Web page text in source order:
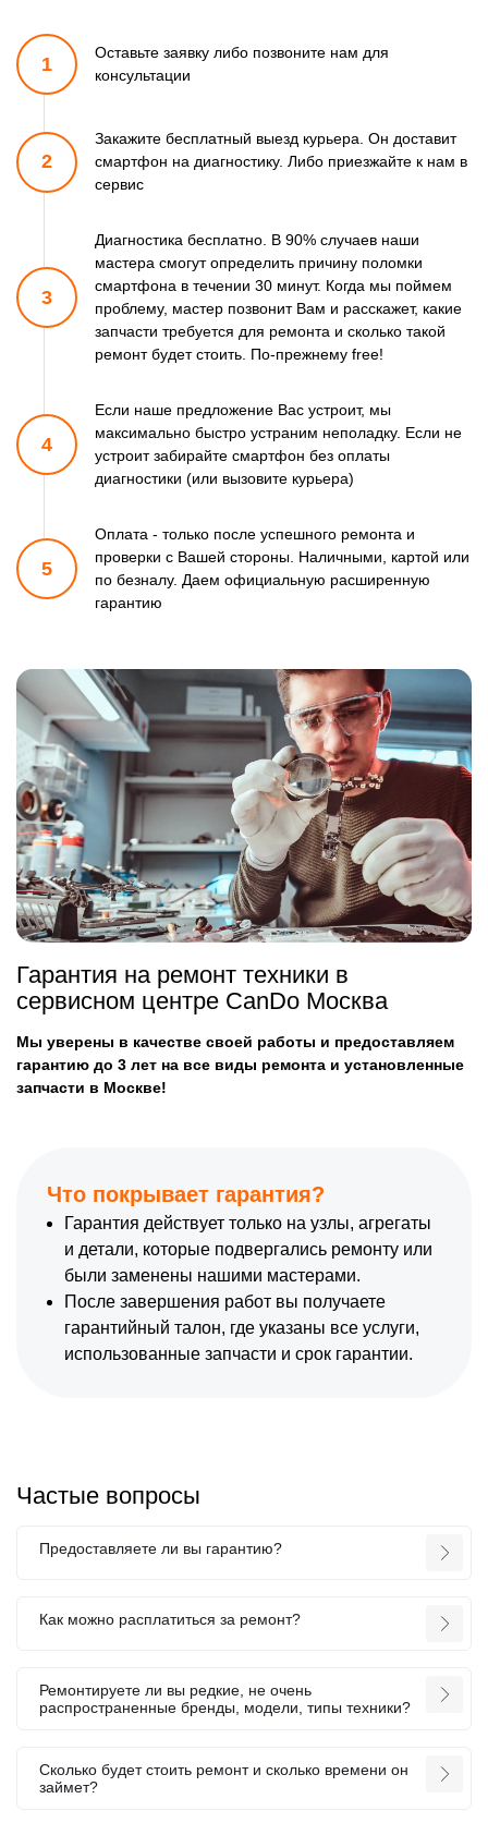
1
Оставьте заявку либо позвоните нам для
консультации
2
Закажите бесплатный выезд курьера. Он доставит
смартфон на диагностику. Либо приезжайте к нам в
сервис
3
Диагностика бесплатно. В 90% случаев наши
мастера смогутопределить причину поломки
смартфона в течении 30 минут. Когда мы поймем
проблему, мастер позвонит Вам и расскажет, какие
запчасти требуется для ремонта и сколько такой
ремонтбудет стоить. По-прежнему free!
4
Если наше предложение Вас устроит, мы
максимально быстро устраним неполадку. Если не
устроит забирайте смартфон без оплаты
диагностики (или вызовите курьера)
5
Оплата - только после успешного ремонта и
проверки с Вашей стороны. Наличными, картой или
по безналу. Даем официальную расширенную
гарантию
Гарантия на ремонт техники в
сервисном центре CanDo Москва
Мы уверены в качестве своей работы и предоставляем
гарантию до 3 лет на все виды ремонта и установленные
запчасти в Москве!
Что покрывает гарантия?
Гарантия действует только на узлы, агрегаты
и детали, которые подвергались ремонту или
были заменены нашими мастерами.
После завершения работ вы получаете
гарантийный талон, где указаны все услуги,
использованные запчасти и срок гарантии.
Частые вопросы
Предоставляете ли вы гарантию?
Как можно расплатиться за ремонт?
Ремонтируете ли вы редкие, не очень
распространенные бренды, модели, типы техники?
Сколько будет стоить ремонт и сколько времени он
займет?